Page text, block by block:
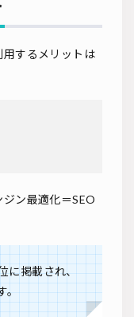
用するメリットは
ン最適化＝SEO
に掲載され、
。